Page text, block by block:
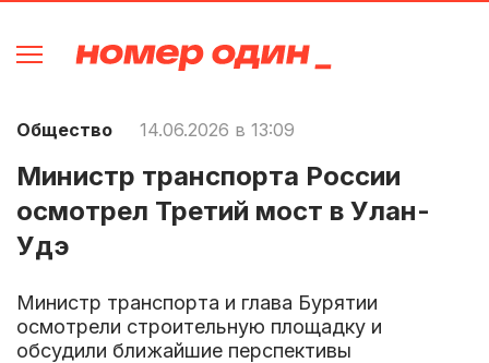
Общество 14.06.2026 в 13:09
Министр транспорта России
осмотрел Третий мост в Улан-
Удэ
Министр транспорта и глава Бурятии
осмотрели строительную площадку и
обсудили ближайшие перспективы